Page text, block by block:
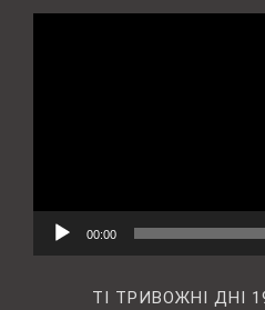
00:00
ТІ ТРИВОЖНІ ДНІ